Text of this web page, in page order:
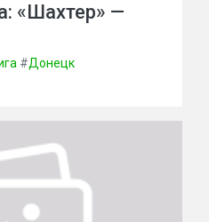
«Шахтер» —
#Донецк